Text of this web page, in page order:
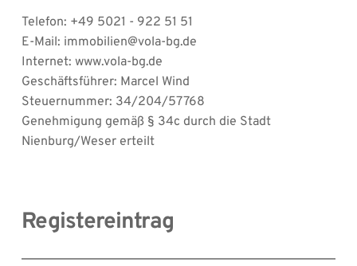
Telefon: +49 5021 - 922 51 51
E-Mail: immobilien@vola-bg.de
Internet: www.vola-bg.de
Geschäftsführer: Marcel Wind
Steuernummer: 34/204/57768
Genehmigung gemäß § 34c durch die Stadt
Nienburg/Weser erteilt
Registereintrag